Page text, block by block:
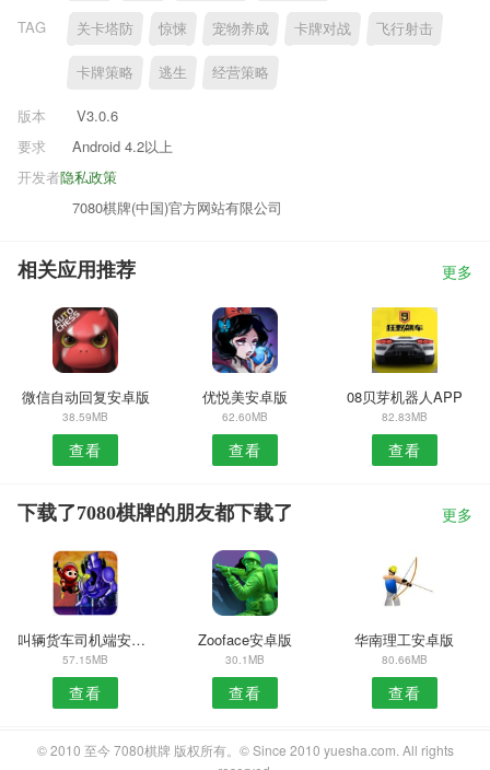
TAG 关卡塔防 惊悚 宠物养成 卡牌对战 飞行射击
卡牌策略 逃生 经营策略
版本
V3.0.6
要求
Android 4.2以上
隐私政策
开发者
7080棋牌(中国)官方网站有限公司
相关应用推荐 更多
微信自动回复安卓版
38.59MB
查看
优悦美安卓版
62.60MB
查看
08贝芽机器人APP
82.83MB
查看
下载了7080棋牌的朋友都下载了 更多
叫辆货车司机端安卓版
57.15MB
查看
Zooface安卓版
30.1MB
查看
华南理工安卓版
80.66MB
查看
© 2010 至今 7080棋牌 版权所有。© Since 2010 yuesha.com. All rights